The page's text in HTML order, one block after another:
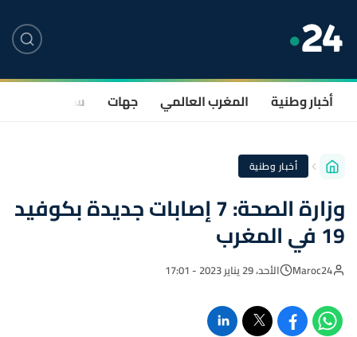
أخبار وطنية المغرب العالمي جهات سياسة
أخبار وطنية
وزارة الصحة: 7 إصابات جديدة بكوفيد
19 في المغرب
Maroc24 الأحد، 29 يناير 2023 - 17:01